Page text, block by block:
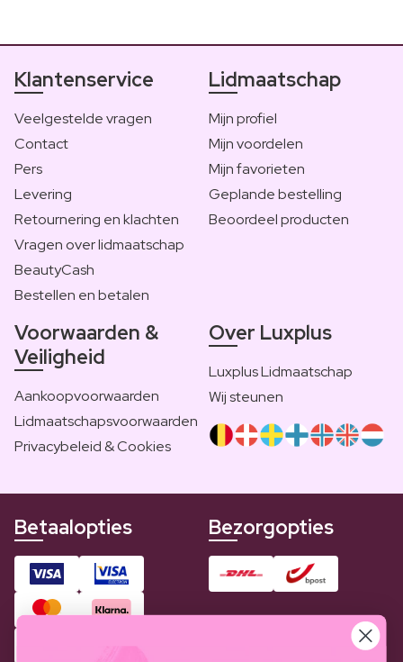
Klantenservice
Veelgestelde vragen
Contact
Pers
Levering
Retournering en klachten
Vragen over lidmaatschap
BeautyCash
Bestellen en betalen
Lidmaatschap
Mijn profiel
Mijn voordelen
Mijn favorieten
Geplande bestelling
Beoordeel producten
Voorwaarden &
Veiligheid
Aankoopvoorwaarden
Lidmaatschapsvoorwaarden
Privacybeleid & Cookies
Over Luxplus
Luxplus Lidmaatschap
Wij steunen
Betaalopties Bezorgopties